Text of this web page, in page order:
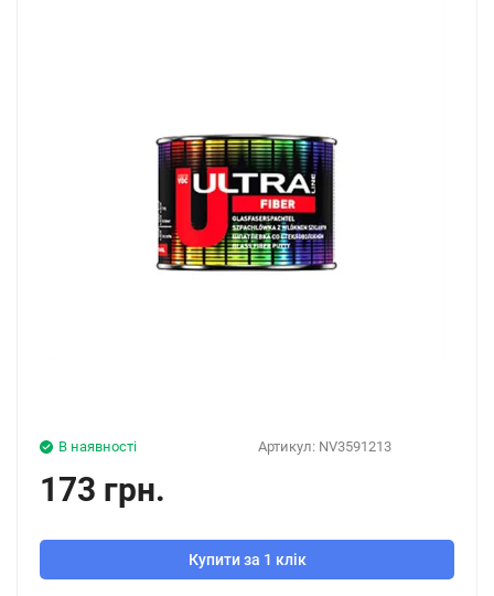
Артикул: NV3591213
В наявності
173 грн.
Купити за 1 клік